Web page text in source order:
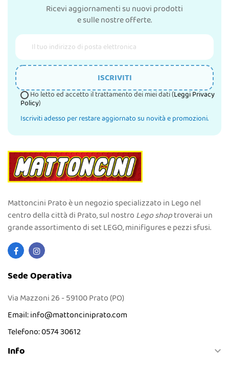
Ricevi aggiornamenti su nuovi prodotti
e sulle nostre offerte.
ISCRIVITI
Iscriviti adesso per restare aggiornato su novità e promozioni.
Ho letto ed accetto il trattamento dei miei dati (Leggi Privacy
Policy)
Mattoncini Prato è un negozio specializzato in Lego nel
centro della città di Prato, sul nostro Lego shoptroverai un
grande assortimento di set LEGO, minifigures e pezzi sfusi.
Sede Operativa
Via Mazzoni 26 - 59100 Prato (PO)
Email:info@mattonciniprato.com
Telefono:0574 30612
Info 